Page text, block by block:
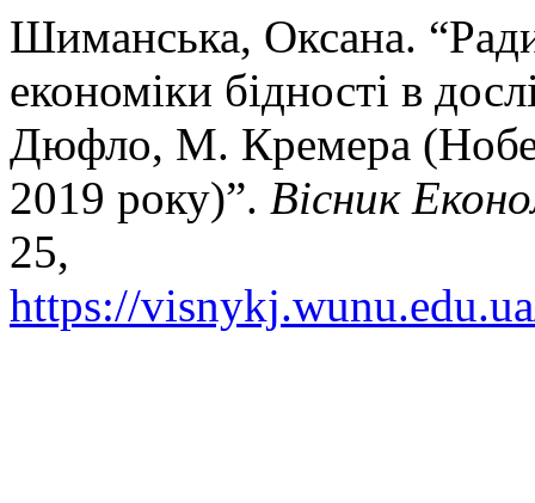
Шиманська, Оксана.
економіки бідності в
Дюфло, М. Кремера
2019 року)”. Вісник
25,
https://